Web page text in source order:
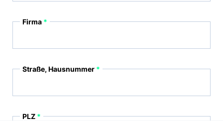
Firma
Straße, Hausnummer
PLZ